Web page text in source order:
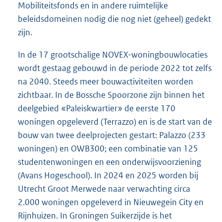
Mobiliteitsfonds en in andere ruimtelijke
beleidsdomeinen nodig die nog niet (geheel) gedekt
zijn.
In de 17 grootschalige NOVEX-woningbouwlocaties
wordt gestaag gebouwd in de periode 2022 tot zelfs
na 2040. Steeds meer bouwactiviteiten worden
zichtbaar. In de Bossche Spoorzone zijn binnen het
deelgebied «Paleiskwartier» de eerste 170
woningen opgeleverd (Terrazzo) en is de start van de
bouw van twee deelprojecten gestart: Palazzo (233
woningen) en OWB300; een combinatie van 125
studentenwoningen en een onderwijsvoorziening
(Avans Hogeschool). In 2024 en 2025 worden bij
Utrecht Groot Merwede naar verwachting circa
2.000 woningen opgeleverd in Nieuwegein City en
Rijnhuizen. In Groningen Suikerzijde is het